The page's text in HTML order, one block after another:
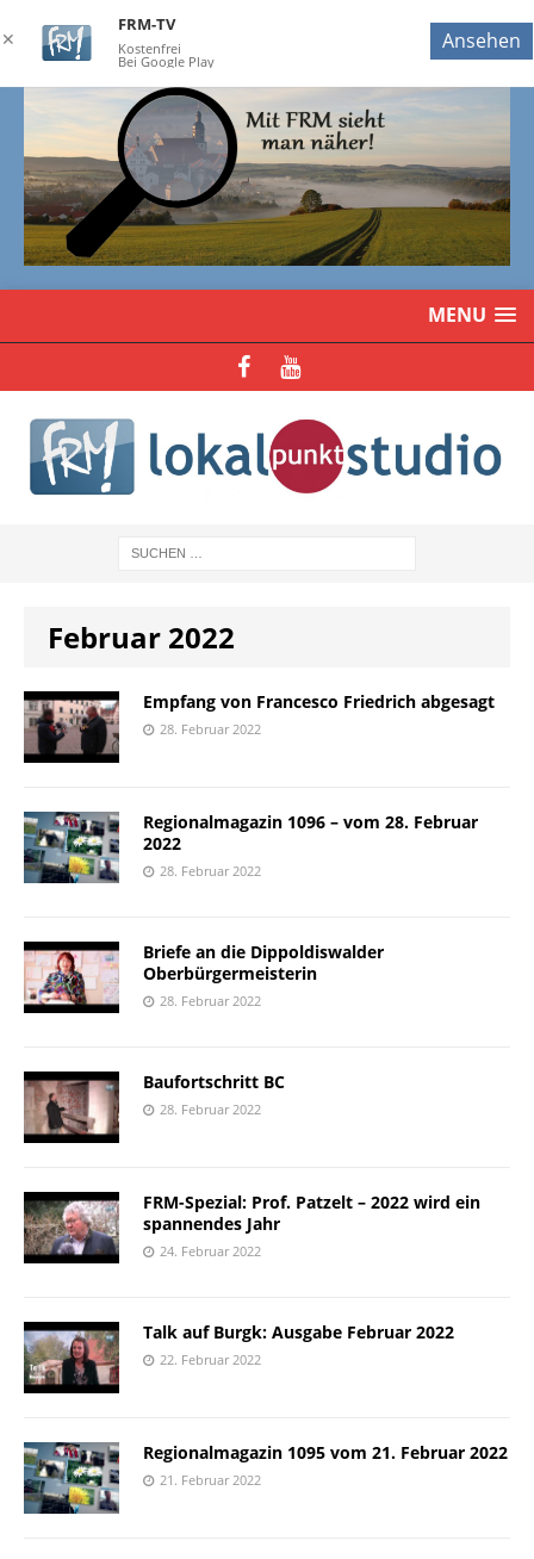
MENU
Februar 2022
Empfang von Francesco Friedrich abgesagt
28. Februar 2022
Regionalmagazin 1096 – vom 28. Februar
2022
28. Februar 2022
Briefe an die Dippoldiswalder
Oberbürgermeisterin
28. Februar 2022
Baufortschritt BC
28. Februar 2022
FRM-Spezial: Prof. Patzelt – 2022 wird ein
spannendes Jahr
24. Februar 2022
Talk auf Burgk: Ausgabe Februar 2022
22. Februar 2022
Regionalmagazin 1095 vom 21. Februar 2022
21. Februar 2022
✕
FRM-TV
Kostenfrei
Bei Google Play
Ansehen